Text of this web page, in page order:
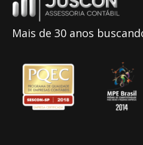
Mais de 30 anos